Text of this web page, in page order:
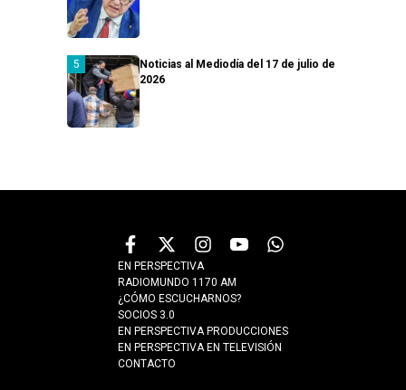
Noticias al Mediodía del 17 de julio de
2026
EN PERSPECTIVA
RADIOMUNDO 1170 AM
¿CÓMO ESCUCHARNOS?
SOCIOS 3.0
EN PERSPECTIVA PRODUCCIONES
EN PERSPECTIVA EN TELEVISIÓN
CONTACTO